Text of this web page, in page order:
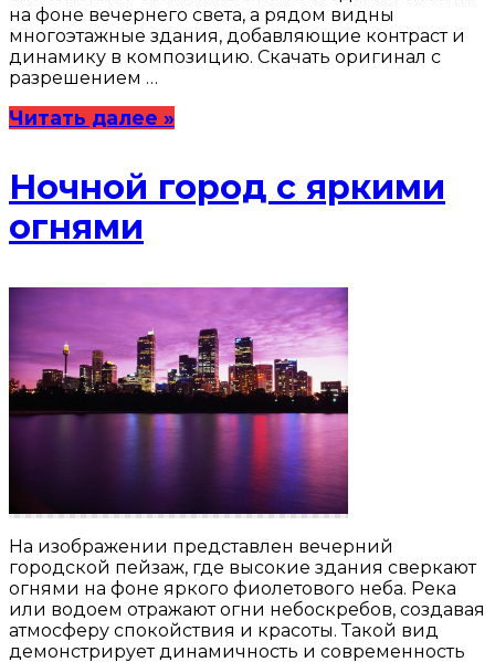
на фоне вечернего света, а рядом видны
многоэтажные здания, добавляющие контраст и
динамику в композицию. Скачать оригинал с
разрешением …
Читать далее »
Ночной город с яркими
огнями
На изображении представлен вечерний
городской пейзаж, где высокие здания сверкают
огнями на фоне яркого фиолетового неба. Река
или водоем отражают огни небоскребов, создавая
атмосферу спокойствия и красоты. Такой вид
демонстрирует динамичность и современность